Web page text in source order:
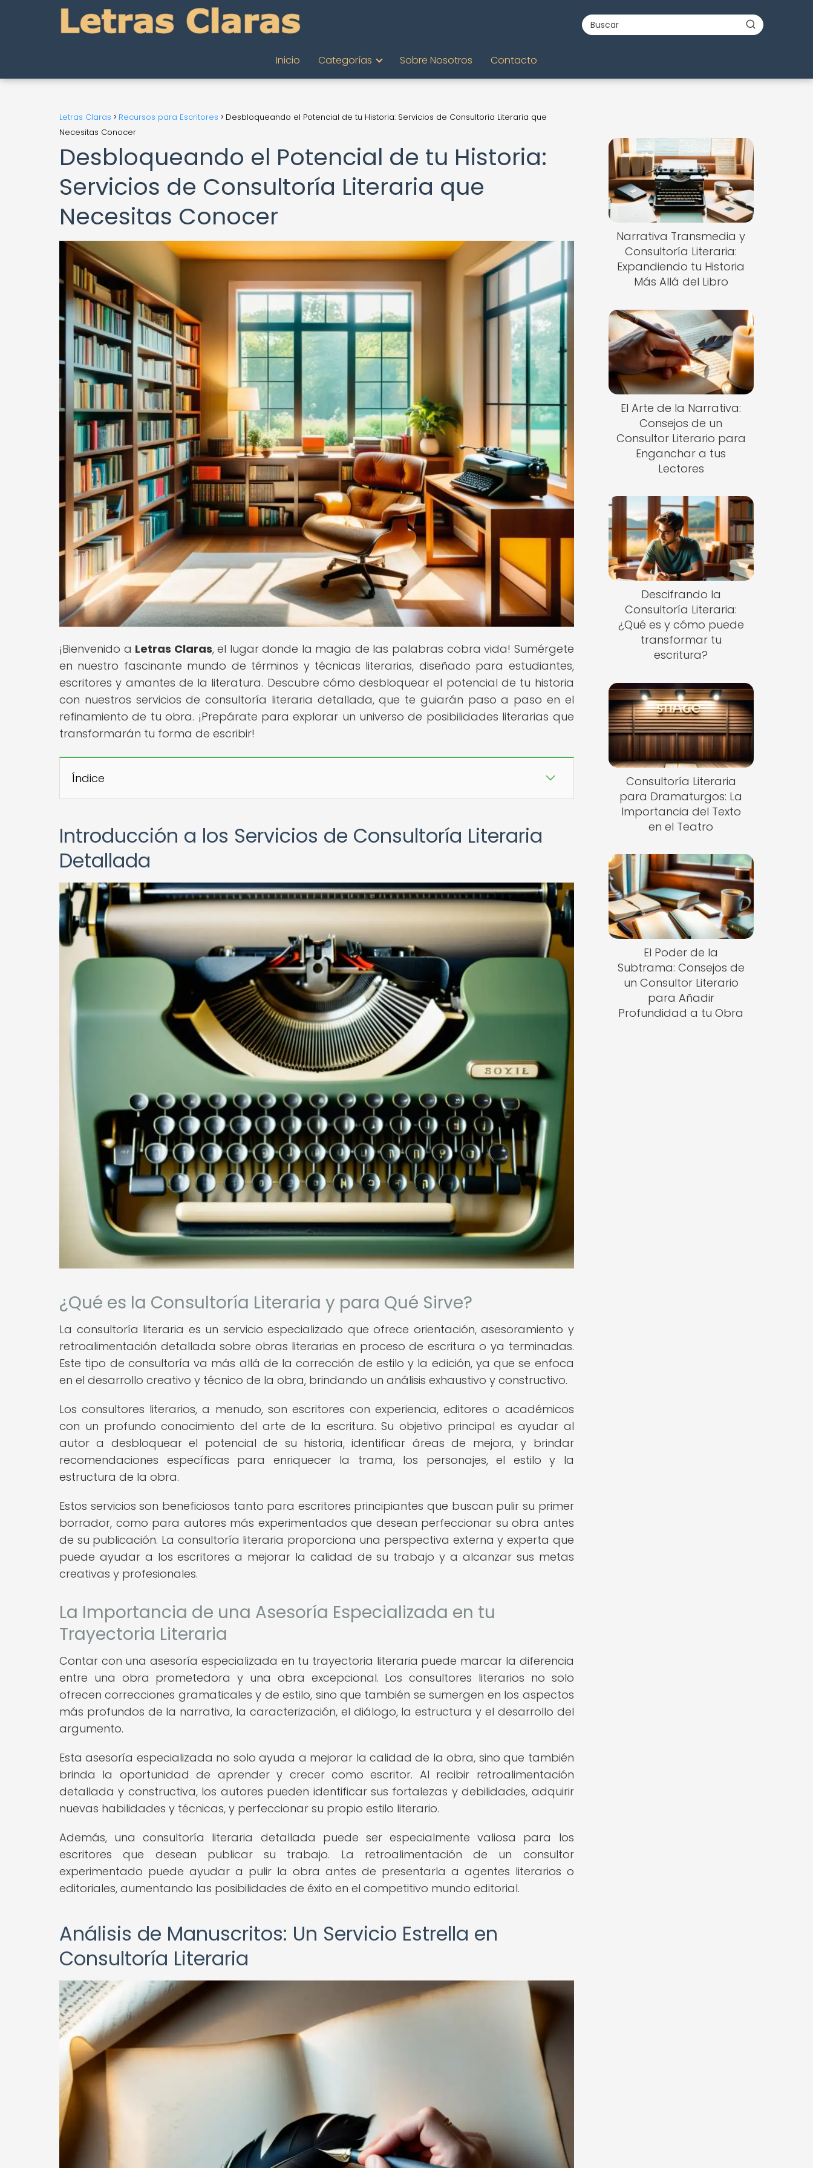
Inicio Categorías Sobre Nosotros Contacto
Letras Claras Recursos para Escritores
Desbloqueando el Potencial de tu Historia: Servicios de Consultoría Literaria que
Necesitas Conocer
Desbloqueando el Potencial de tu Historia:
Servicios de Consultoría Literaria que
Necesitas Conocer
¡Bienvenido a Letras Claras, el lugar donde la magia de las palabras cobra vida! Sumérgete
en nuestro fascinante mundo de términos y técnicas literarias, diseñado para estudiantes,
escritores y amantes de la literatura. Descubre cómo desbloquear el potencial de tu historia
con nuestros servicios de consultoría literaria detallada, que te guiarán paso a paso en el
refinamiento de tu obra. ¡Prepárate para explorar un universo de posibilidades literarias que
transformarán tu forma de escribir!
Índice
Introducción a los Servicios de Consultoría Literaria
Detallada
¿Qué es la Consultoría Literaria y para Qué Sirve?
La consultoría literaria es un servicio especializado que ofrece orientación, asesoramiento y
retroalimentación detallada sobre obras literarias en proceso de escritura o ya terminadas.
Este tipo de consultoría va más allá de la corrección de estilo y la edición, ya que se enfoca
en el desarrollo creativo y técnico de la obra, brindando un análisis exhaustivo y constructivo.
Los consultores literarios, a menudo, son escritores con experiencia, editores o académicos
con un profundo conocimiento del arte de la escritura. Su objetivo principal es ayudar al
autor a desbloquear el potencial de su historia, identificar áreas de mejora, y brindar
recomendaciones específicas para enriquecer la trama, los personajes, el estilo y la
estructura de la obra.
Estos servicios son beneficiosos tanto para escritores principiantes que buscan pulir su primer
borrador, como para autores más experimentados que desean perfeccionar su obra antes
de su publicación. La consultoría literaria proporciona una perspectiva externa y experta que
puede ayudar a los escritores a mejorar la calidad de su trabajo y a alcanzar sus metas
creativas y profesionales.
La Importancia de una Asesoría Especializada en tu
Trayectoria Literaria
Contar con una asesoría especializada en tu trayectoria literaria puede marcar la diferencia
entre una obra prometedora y una obra excepcional. Los consultores literarios no solo
ofrecen correcciones gramaticales y de estilo, sino que también se sumergen en los aspectos
más profundos de la narrativa, la caracterización, el diálogo, la estructura y el desarrollo del
argumento.
Esta asesoría especializada no solo ayuda a mejorar la calidad de la obra, sino que también
brinda la oportunidad de aprender y crecer como escritor. Al recibir retroalimentación
detallada y constructiva, los autores pueden identificar sus fortalezas y debilidades, adquirir
nuevas habilidades y técnicas, y perfeccionar su propio estilo literario.
Además, una consultoría literaria detallada puede ser especialmente valiosa para los
escritores que desean publicar su trabajo. La retroalimentación de un consultor
experimentado puede ayudar a pulir la obra antes de presentarla a agentes literarios o
editoriales, aumentando las posibilidades de éxito en el competitivo mundo editorial.
Análisis de Manuscritos: Un Servicio Estrella en
Consultoría Literaria
Narrativa Transmedia y
Consultoría Literaria:
Expandiendo tu Historia
Más Allá del Libro
El Arte de la Narrativa:
Consejos de un
Consultor Literario para
Enganchar a tus
Lectores
Descifrando la
Consultoría Literaria:
¿Qué es y cómo puede
transformar tu
escritura?
Consultoría Literaria
para Dramaturgos: La
Importancia del Texto
en el Teatro
El Poder de la
Subtrama: Consejos de
un Consultor Literario
para Añadir
Profundidad a tu Obra